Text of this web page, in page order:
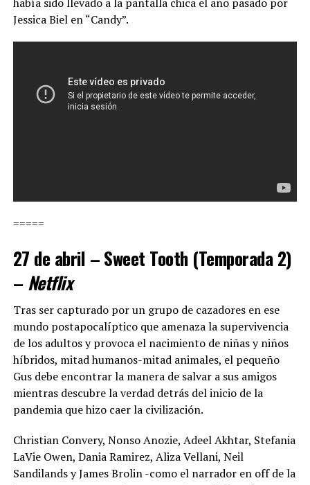
Jessica Biel en “Candy”.
=====
27 de abril – Sweet Tooth (Temporada 2)
– Netflix
Tras ser capturado por un grupo de cazadores en ese
mundo postapocalíptico que amenaza la supervivencia
de los adultos y provoca el nacimiento de niñas y niños
híbridos, mitad humanos-mitad animales, el pequeño
Gus debe encontrar la manera de salvar a sus amigos
mientras descubre la verdad detrás del inicio de la
pandemia que hizo caer la civilización.
Christian Convery, Nonso Anozie, Adeel Akhtar, Stefania
LaVie Owen, Dania Ramirez, Aliza Vellani, Neil
Sandilands y James Brolin -como el narrador en off de la